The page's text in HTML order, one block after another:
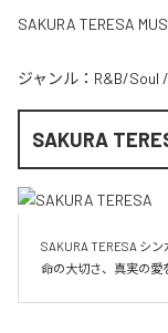
SAKURA TERESA
ジャンル： R&B/Soul /
SAKURA
SAKURA TERESA シ
命の大切さ、真実の愛